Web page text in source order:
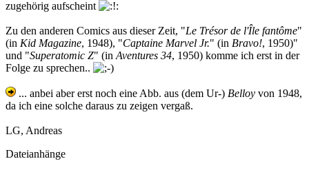
zugehörig aufscheint
Zu den anderen Comics aus dieser Zeit, "Le Trésor de l'Île fantôme"
(in Kid Magazine, 1948), "Captaine Marvel Jr." (in Bravo!, 1950)"
und "Superatomic Z" (in Aventures 34, 1950) komme ich erst in der
Folge zu sprechen..
... anbei aber erst noch eine Abb. aus (dem Ur-) Belloy von 1948,
da ich eine solche daraus zu zeigen vergaß.
LG, Andreas
Dateianhänge